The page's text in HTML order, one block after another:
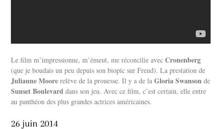
Le film m’impressionne, m’émeut, me réconcilie avecCronenberg
(que je boudais un peu depuis son biopic sur Freud). La prestation de
Julianne Moore relève de la prouesse. Il y a de laGloria Swanson de
Sunset Boulevard dans son jeu. Avec ce film, c’est certain, elle entre
au panthéon des plus grandes actrices américaines.
26 juin 2014